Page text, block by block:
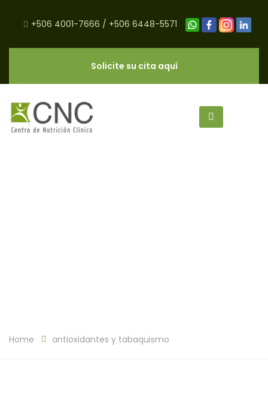
+506 4001-7666 / +506 6448-5571
Solicite su cita aquí
Home antioxidantes y tabaquismo